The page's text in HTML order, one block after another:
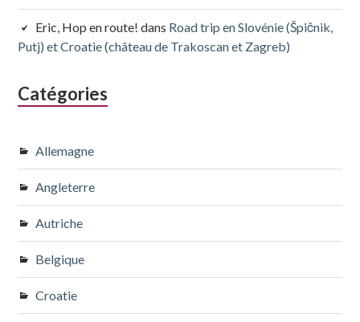
Eric, Hop en route! dans Road trip en Slovénie (Špičnik,
Putj) et Croatie (château de Trakoscan et Zagreb)
Catégories
Allemagne
Angleterre
Autriche
Belgique
Croatie